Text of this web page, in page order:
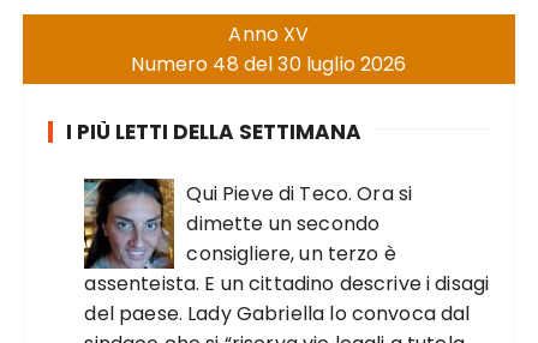
Anno XV
Numero 48 del 30 luglio 2026
I PIÙ LETTI DELLA SETTIMANA
Qui Pieve di Teco. Ora si
dimette un secondo
consigliere, un terzo è
assenteista. E un cittadino descrive i disagi
del paese. Lady Gabriella lo convoca dal